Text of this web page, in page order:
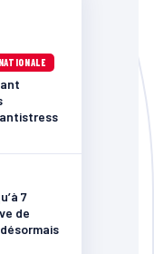
antistress
7
de